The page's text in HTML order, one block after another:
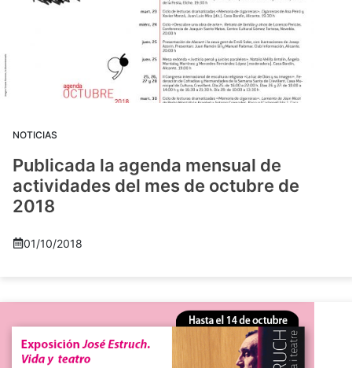
NOTICIAS
Publicada la agenda mensual de
actividades del mes de octubre de
2018
01/10/2018